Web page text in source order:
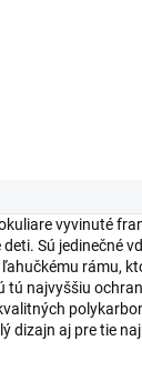
vyvinuté
deti. Sú jedinečné
rámu,
tú najvyššiu
dizajn aj pre tie